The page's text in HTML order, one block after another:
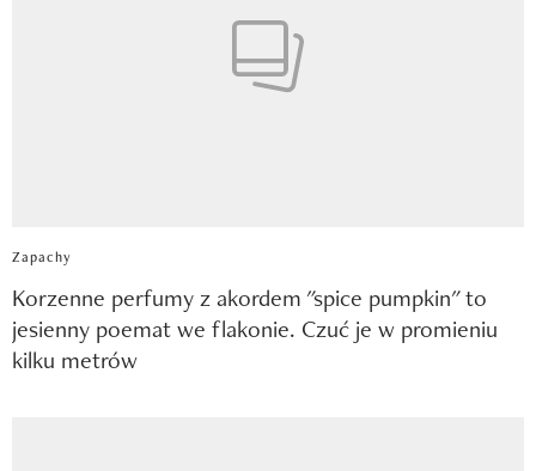
Zapachy
Korzenne perfumy z akordem "spice pumpkin" to
jesienny poemat we flakonie. Czuć je w promieniu
kilku metrów